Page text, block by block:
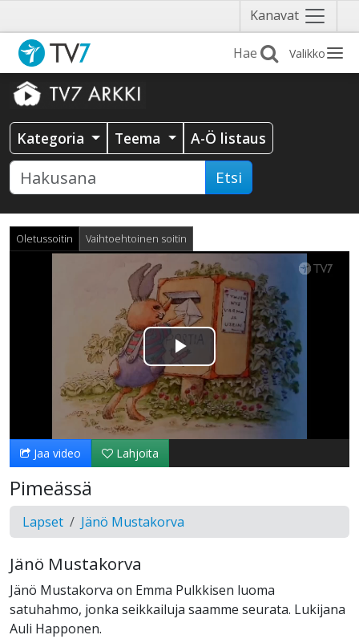
Kanavat Näytä
valikko
Valikko
Kategoria Teema A-Ö listaus
Etsi
Oletussoitin Vaihtoehtoinen soitin
Toista
Video
Jaa video Lahjoita
Pimeässä
Lapset Jänö Mustakorva
Jänö Mustakorva
Jänö Mustakorva on Emma Pulkkisen luoma
satuhahmo, jonka seikkailuja saamme seurata. Lukijana
Auli Happonen.